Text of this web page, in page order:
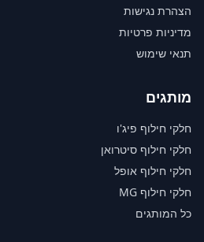
הצהרת נגישות
מדיניות פרטיות
תנאי שימוש
מותגים
חלקי חילוף פיג'ו
חלקי חילוף סיטרואן
חלקי חילוף אופל
חלקי חילוף MG
כל המותגים